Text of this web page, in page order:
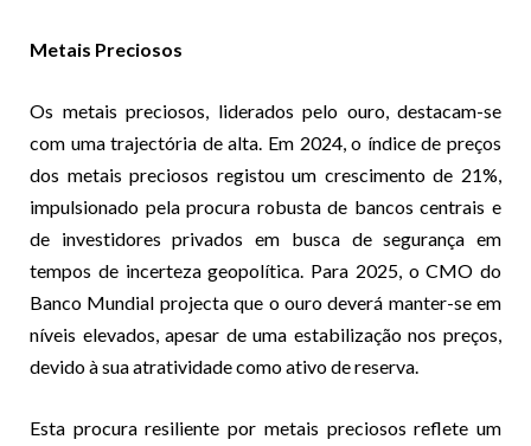
Metais Preciosos
Os metais preciosos, liderados pelo ouro, destacam-se
com uma trajectória de alta. Em 2024, o índice de preços
dos metais preciosos registou um crescimento de 21%,
impulsionado pela procura robusta de bancos centrais e
de investidores privados em busca de segurança em
tempos de incerteza geopolítica. Para 2025, o CMO do
Banco Mundial projecta que o ouro deverá manter-se em
níveis elevados, apesar de uma estabilização nos preços,
devido à sua atratividade como ativo de reserva.
Esta procura resiliente por metais preciosos reflete um